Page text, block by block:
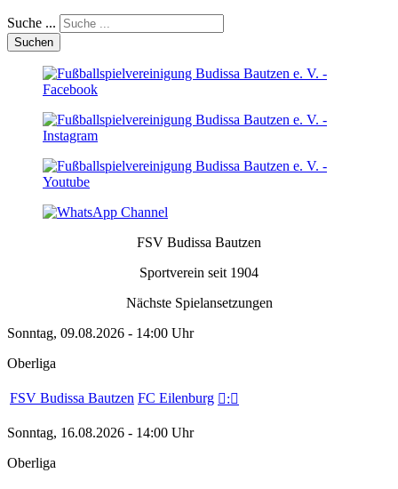
Suche ...
Suchen
FSV Budissa Bautzen
Sportverein seit 1904
Nächste Spielansetzungen
Sonntag, 09.08.2026 - 14:00 Uhr
Oberliga
FSV Budissa Bautzen FC Eilenburg :
Sonntag, 16.08.2026 - 14:00 Uhr
Oberliga